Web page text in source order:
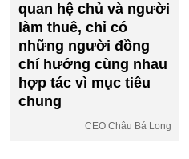
quan hệ chủ và người
làm thuê, chỉ có
những người đồng
chí hướng cùng nhau
hợp tác vì mục tiêu
chung
CEO Châu Bá Long